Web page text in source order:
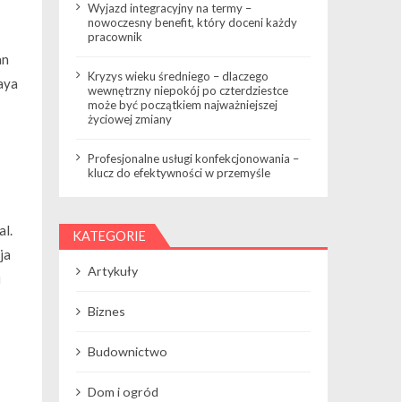
Wyjazd integracyjny na termy –
nowoczesny benefit, który doceni każdy
pracownik
Kryzys wieku średniego – dlaczego
wewnętrzny niepokój po czterdziestce
może być początkiem najważniejszej
życiowej zmiany
Profesjonalne usługi konfekcjonowania –
klucz do efektywności w przemyśle
KATEGORIE
Artykuły
Biznes
Budownictwo
Dom i ogród